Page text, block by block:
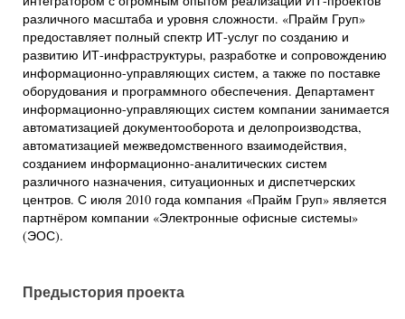
различного масштаба и уровня сложности. «Прайм Груп»
предоставляет полный спектр ИТ-услуг по созданию и
развитию ИТ-инфраструктуры, разработке и сопровождению
информационно-управляющих систем, а также по поставке
оборудования и программного обеспечения. Департамент
информационно-управляющих систем компании занимается
автоматизацией документооборота и делопроизводства,
автоматизацией межведомственного взаимодействия,
созданием информационно-аналитических систем
различного назначения, ситуационных и диспетчерских
центров. С июля 2010 года компания «Прайм Груп» является
партнёром компании «Электронные офисные системы»
(ЭОС).
Предыстория проекта